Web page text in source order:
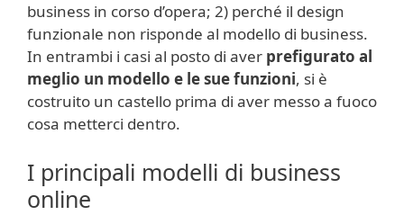
business in corso d’opera; 2) perché il design
funzionale non risponde al modello di business.
In entrambi i casi al posto di aver prefigurato al
meglio un modello e le sue funzioni, si è
costruito un castello prima di aver messo a fuoco
cosa metterci dentro.
I principali modelli di business
online